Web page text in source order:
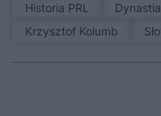
Historia PRL
Krzysztof Kolumb